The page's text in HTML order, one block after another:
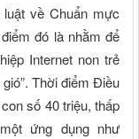
về Chuẩn mực
đó là nhằm để
Internet non trẻ
Thời điểm Điều
số 40 triệu, thấp
ứng dụng như